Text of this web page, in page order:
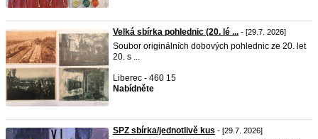
Velká sbírka pohlednic (20. lé ... - [29.7. 2026]
Soubor originálních dobových pohlednic ze 20. let
20. s ...
Liberec - 460 15
Nabídněte
SPZ sbírka/jednotlivě kus - [29.7. 2026]